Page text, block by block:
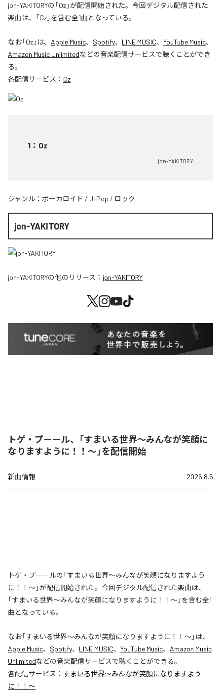
jon-YAKITORYの「Oz」が配信開始された。今回デジタル配信された
楽曲は、「Oz」を含む全1曲となっている。
なお「Oz」は、 Apple Music、 Spotify、 LINE MUSIC、 YouTube Music、
Amazon Music Unlimitedなどの音楽配信サービスで聴くことができ
る。
各配信サービス： Oz
1 ： Oz
jon-YAKITORY
ジャンル： ボーカロイド / J-Pop / ロック
jon-YAKITORY
jon-YAKITORYの他のリリース： jon-YAKITORY
トゲ・プーール、「すまいる世界〜みんなが笑顔に
なりますように！！〜」を配信開始
新曲情報 2026.8.5
トゲ・プーールの「すまいる世界〜みんなが笑顔になりますよう
に！！〜」が配信開始された。今回デジタル配信された楽曲は、
「すまいる世界〜みんなが笑顔になりますように！！〜」を含む全1
曲となっている。
なお「すまいる世界〜みんなが笑顔になりますように！！〜」は、
Apple Music、 Spotify、 LINE MUSIC、 YouTube Music、 Amazon Music
Unlimitedなどの音楽配信サービスで聴くことができる。
各配信サービス： すまいる世界〜みんなが笑顔になりますよう
に！！〜